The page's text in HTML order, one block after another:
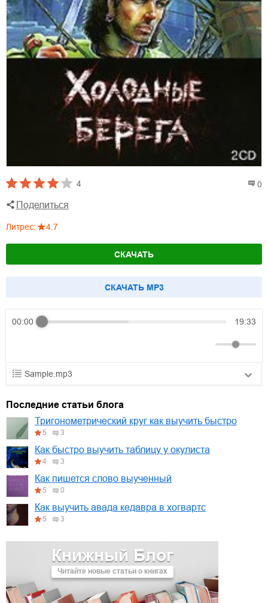
4 0
Поделиться
Литрес: 4.7
СКАЧАТЬ
CКАЧАТЬ MP3
00:00 19:33
Sample.mp3
02.mp3 25:50
03.mp3
Книжный Блог
Читайте новые статьи о книгах
Последние статьи блога
Тригонометрический круг как выучить быстро
5 3
Как быстро выучить таблицу у окулиста
4 3
Как пишется слово выученный
5 0
Как выучить авада кедавра в хогвартс
5 3